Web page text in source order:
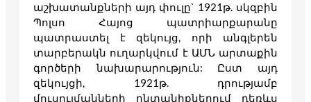
աշխատանքների այդ փուլը` 1921թ. սկզբին
Պոլսո Հայոց պատրիարքարանը
պատրաստել է զեկույց, որի անգլերեն
տարբերակն ուղարկվում է ԱՄՆ արտաքին
գործերի նախարարություն: Ըստ այդ
զեկույցի, 1921թ. դրությամբ
մուսուլմանների ընտանիքներում դեռևս